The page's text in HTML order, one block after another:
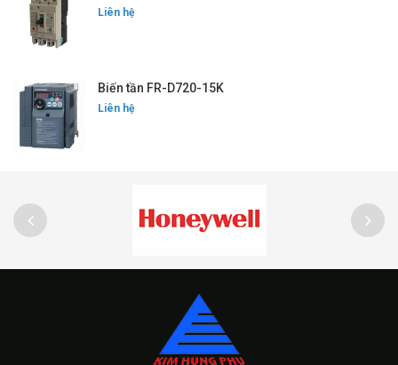
Liên hệ
Biến tần FR-D720-15K
Liên hệ